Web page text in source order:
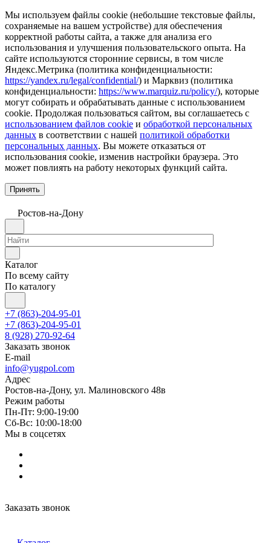
Мы используем файлы cookie (небольшие текстовые файлы,
сохраняемые на вашем устройстве) для обеспечения
корректной работы сайта, а также для анализа его
использования и улучшения пользовательского опыта. На
сайте используются сторонние сервисы, в том числе
Яндекс.Метрика (политика конфиденциальности:
https://yandex.ru/legal/confidential/) и Марквиз (политика
конфиденциальности: https://www.marquiz.ru/policy/), которые
могут собирать и обрабатывать данные с использованием
cookie. Продолжая пользоваться сайтом, вы соглашаетесь с
использованием файлов cookie и обработкой персональных
данных в соответствии с нашей политикой обработки
персональных данных. Вы можете отказаться от
использования cookie, изменив настройки браузера. Это
может повлиять на работу некоторых функций сайта.
Принять
Ростов-на-Дону
Каталог
По всему сайту
По каталогу
+7 (863)-204-95-01
+7 (863)-204-95-01
8 (928) 270-92-64
Заказать звонок
E-mail
info@yugpol.com
Адрес
Ростов-на-Дону, ул. Малиновского 48в
Режим работы
Пн-Пт: 9:00-19:00
Cб-Вс: 10:00-18:00
Мы в соцсетях
Заказать звонок